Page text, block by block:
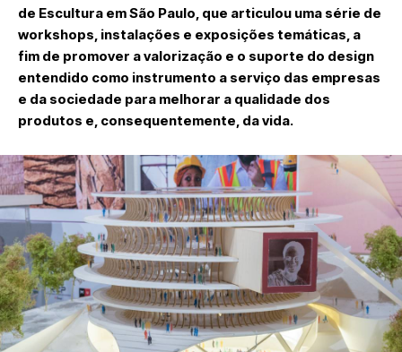
de Escultura em São Paulo, que articulou uma série de
workshops, instalações e exposições temáticas, a
fim de promover a valorização e o suporte do design
entendido como instrumento a serviço das empresas
e da sociedade para melhorar a qualidade dos
produtos e, consequentemente, da vida.